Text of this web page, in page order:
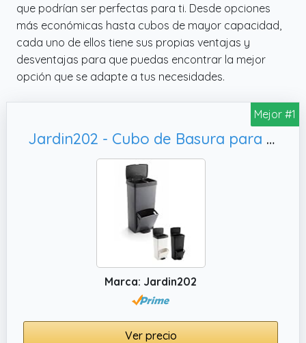
que podrían ser perfectas para ti. Desde opciones
más económicas hasta cubos de mayor capacidad,
cada uno de ellos tiene sus propias ventajas y
desventajas para que puedas encontrar la mejor
opción que se adapte a tus necesidades.
Mejor #1
Jardin202 - Cubo de Basura para Reciclaje Triple 70L | 3 Compartimentos con Pedal y Tapa Hermetica | Vertical y Ergonómico | Duradero | 70 litros (Gris)
Marca: Jardin202
Ver precio